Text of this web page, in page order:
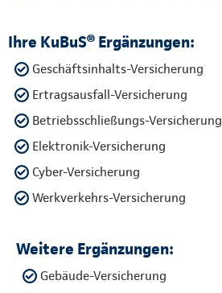
Ihre KuBuS® Ergänzungen:
Geschäftsinhalts-Versicherung
Ertragsausfall-Versicherung
Betriebsschließungs-Versicherung
Elektronik-Versicherung
Cyber-Versicherung
Werkverkehrs-Versicherung
Weitere Ergänzungen:
Gebäude-Versicherung